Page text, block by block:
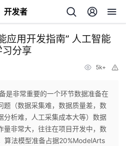
开发者
应用开发指南” 人工智能
分享
5k+
是非常重要的一个环节数据准备在
题（数据采集难，数据质量差，数
分析难，人工采集成本大等）数据
量非常大，往往在项目开发中，数
算法模型准备占据20%ModelArts